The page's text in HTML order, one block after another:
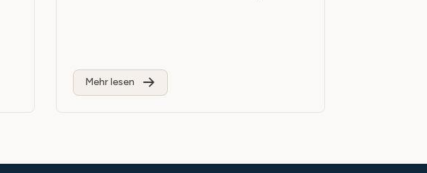
Mehr lesen